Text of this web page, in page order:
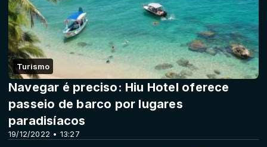
Turismo
19/12/2022 • 13:27
Navegar é preciso: Hiu Hotel oferece
passeio de barco por lugares
paradisíacos